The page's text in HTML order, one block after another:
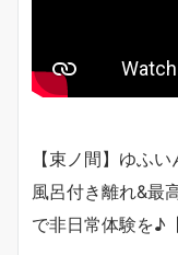
【束ノ間】ゆふ
風呂付き離れ&最
で非日常体験を♪